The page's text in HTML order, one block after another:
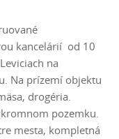
kancelárií od 10
na
Na prízemí objektu
drogéria.
pozemku.
mesta, kompletná